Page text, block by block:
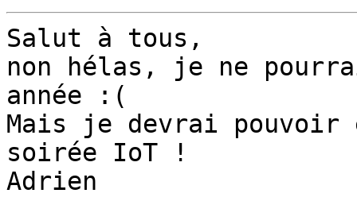
Salut à tous,
non hélas, je ne
année :(
Mais je devrai pouvoir
soirée IoT !
Adrien